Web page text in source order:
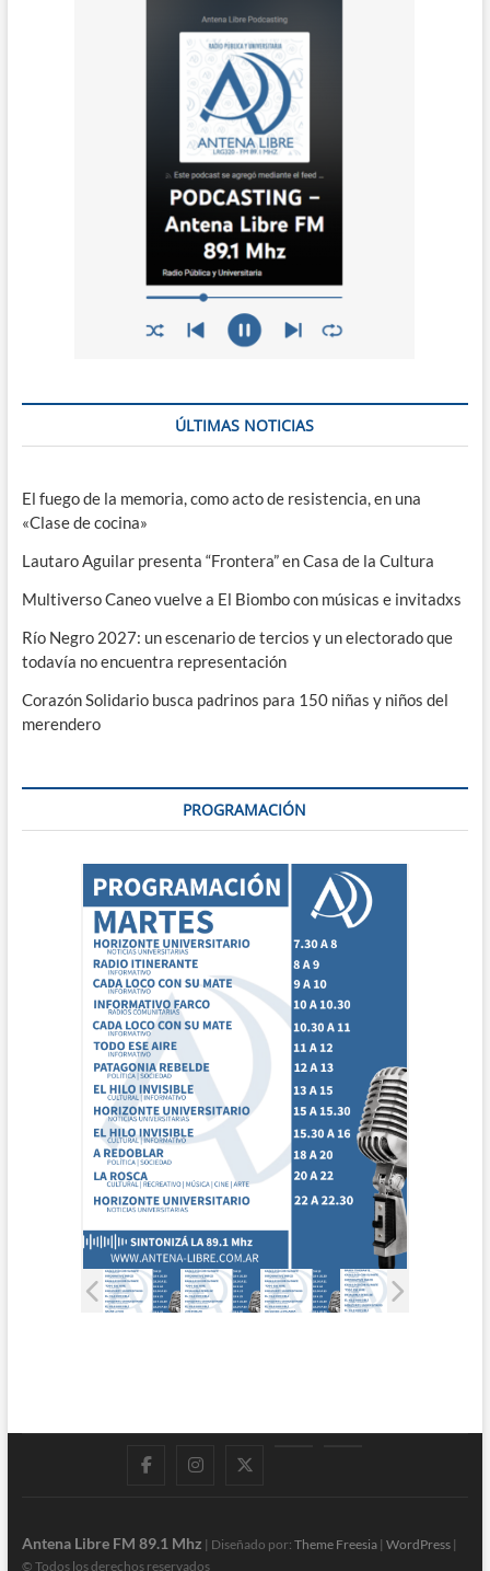
ÚLTIMAS NOTICIAS
El fuego de la memoria, como acto de resistencia, en una
«Clase de cocina»
Lautaro Aguilar presenta “Frontera” en Casa de la Cultura
Multiverso Caneo vuelve a El Biombo con músicas e invitadxs
Río Negro 2027: un escenario de tercios y un electorado que
todavía no encuentra representación
Corazón Solidario busca padrinos para 150 niñas y niños del
merendero
PROGRAMACIÓN
FacebookInstagram
Antena Libre FM 89.1 Mhz | Diseñado por: Theme Freesia| WordPress|
© Todos los derechos reservados